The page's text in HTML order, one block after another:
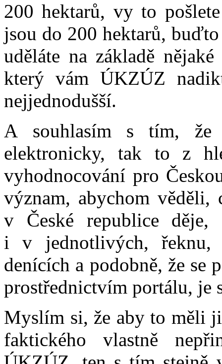
200 hektarů, vy to
jsou do 200 hektarů,
uděláte na základě
který vám ÚKZÚZ
nejjednodušší.
A souhlasím s tím, že
elektronicky, tak to z
vyhodnocování pro
význam, abychom
v České republice
i v jednotlivých, řeknu,
denících a podobně, že se
prostřednictvím portálu, je
Myslím si, že aby to měli
faktického vlastně